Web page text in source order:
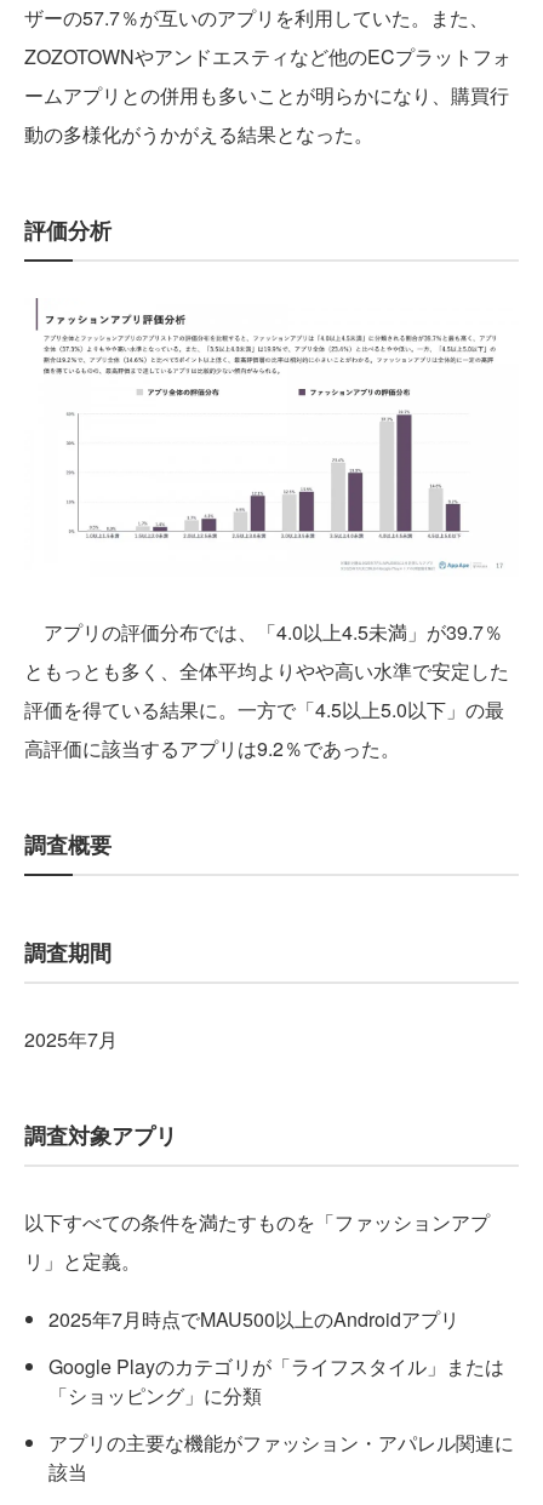
ザーの57.7％が互いのアプリを利用していた。また、
ZOZOTOWNやアンドエスティなど他のECプラットフォ
ームアプリとの併用も多いことが明らかになり、購買行
動の多様化がうかがえる結果となった。
評価分析
アプリの評価分布では、「4.0以上4.5未満」が39.7％
ともっとも多く、全体平均よりやや高い水準で安定した
評価を得ている結果に。一方で「4.5以上5.0以下」の最
高評価に該当するアプリは9.2％であった。
調査概要
調査期間
2025年7月
調査対象アプリ
以下すべての条件を満たすものを「ファッションアプ
リ」と定義。
2025年7月時点でMAU500以上のAndroidアプリ
Google Playのカテゴリが「ライフスタイル」または
「ショッピング」に分類
アプリの主要な機能がファッション・アパレル関連に
該当